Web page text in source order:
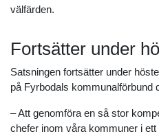
välfärden.
Fortsätter under
Satsningen fortsätter under
på Fyrbodals kommunalförbund
– Att genomföra en så stor
chefer inom våra kommuner i